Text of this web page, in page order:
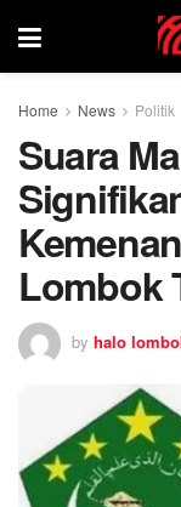
Home News Politik
Suara
Lombok
by halo